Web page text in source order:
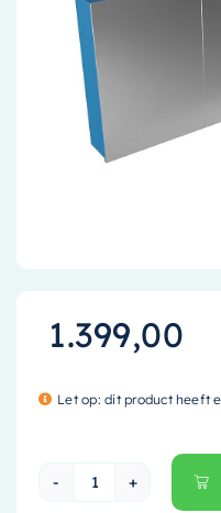
PVC
Tegels
1.399,00
Let op: dit product heeft
Mondiaz